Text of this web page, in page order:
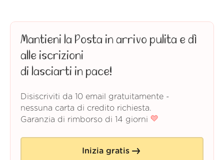
Mantieni la Posta in arrivo pulita e dì
alle iscrizioni
di lasciarti in pace!
Disiscriviti da 10 email gratuitamente -
nessuna carta di credito richiesta.
Garanzia di rimborso di 14 giorni
Inizia gratis